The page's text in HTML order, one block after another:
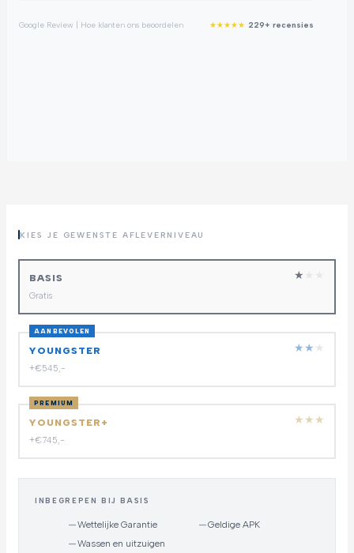
Google Review | Hoe klanten ons beoordelen ★★★★★ 229+ recensies
KIES JE GEWENSTE AFLEVERNIVEAU
BASIS
Gratis
★
AANBEVOLEN
YOUNGSTER
+€545,-
★★ ★
PREMIUM
YOUNGSTER+
+€745,-
★ ★ ★
INBEGREPEN BIJ BASIS
—Wettelijke Garantie —Geldige APK
—Wassen en uitzuigen